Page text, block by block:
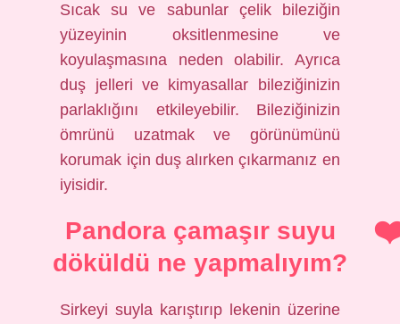
Sıcak su ve sabunlar çelik bileziğin
yüzeyinin oksitlenmesine ve
koyulaşmasına neden olabilir. Ayrıca
duş jelleri ve kimyasallar bileziğinizin
parlaklığını etkileyebilir. Bileziğinizin
ömrünü uzatmak ve görünümünü
korumak için duş alırken çıkarmanız en
iyisidir.
Pandora çamaşır suyu
döküldü ne yapmalıyım?
Sirkeyi suyla karıştırıp lekenin üzerine